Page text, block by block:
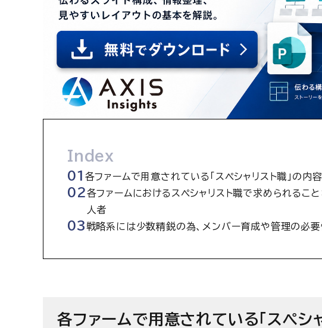
Index
各ファームで用意されている「スペシャリスト職」の内容
各ファームにおけるスペシャリスト職で求められるこ
人者
戦略系には少数精鋭の為、メンバー育成や管理の必要
各ファームで用意されている「スペシ